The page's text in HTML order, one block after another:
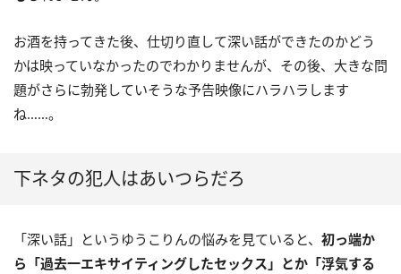
お酒を持ってきた後、仕切り直して深い話ができたのかどう
かは映っていなかったのでわかりませんが、その後、大きな問
題がさらに勃発していそうな予告映像にハラハラします
ね……。
下ネタの犯人はあいつらだろ
「深い話」というゆうこりんの悩みを見ていると、 初っ端か
ら「過去一エキサイティングしたセックス」とか「浮気する